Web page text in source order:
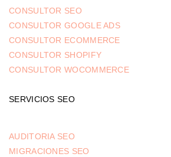
CONSULTOR SEO
CONSULTOR GOOGLE ADS
CONSULTOR ECOMMERCE
CONSULTOR SHOPIFY
CONSULTOR WOCOMMERCE
SERVICIOS SEO
AUDITORIA SEO
MIGRACIONES SEO